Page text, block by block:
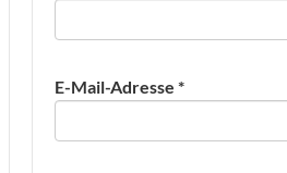
E-Mail-Adresse *